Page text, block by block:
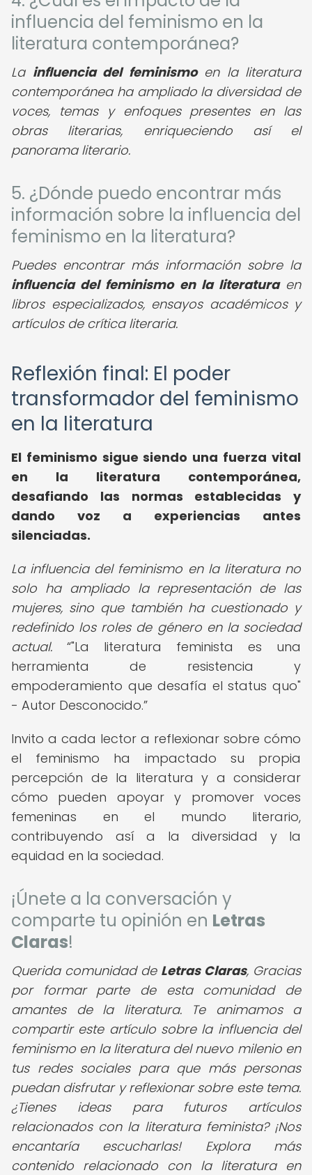
influencia del feminismo en la
literatura contemporánea?
La influencia del feminismoen la literatura
contemporánea ha ampliado la diversidad de
voces, temas y enfoques presentes en las
obras literarias, enriqueciendo así el
panorama literario.
5. ¿Dónde puedo encontrar más
información sobre la influencia del
feminismo en la literatura?
Puedes encontrar más información sobre la
influencia del feminismo en la literaturaen
libros especializados, ensayos académicos y
artículos de crítica literaria.
Reflexión final: El poder
transformador del feminismo
en la literatura
El feminismo sigue siendo una fuerza vital
en la literatura contemporánea,
desafiando las normas establecidas y
dando voz a experiencias antes
silenciadas.
La influencia del feminismo en la literatura no
solo ha ampliado la representación de las
mujeres, sino que también ha cuestionado y
redefinido los roles de género en la sociedad
actual.
"La literatura feminista es una
herramienta de resistencia y
empoderamiento que desafía el status quo"
- Autor Desconocido.
Invito a cada lector a reflexionar sobre cómo
el feminismo ha impactado su propia
percepción de la literatura y a considerar
cómo pueden apoyar y promover voces
femeninas en el mundo literario,
contribuyendo así a la diversidad y la
equidad en la sociedad.
¡Únete a la conversación y
comparte tu opinión en Letras
Claras!
Querida comunidad de Letras Claras, Gracias
por formar parte de esta comunidad de
amantes de la literatura. Te animamos a
compartir este artículo sobre la influencia del
feminismo en la literatura del nuevo milenio en
tus redes sociales para que más personas
puedan disfrutar y reflexionar sobre este tema.
¿Tienes ideas para futuros artículos
relacionados con la literatura feminista? ¡Nos
encantaría escucharlas! Explora más
contenido relacionado con la literatura en